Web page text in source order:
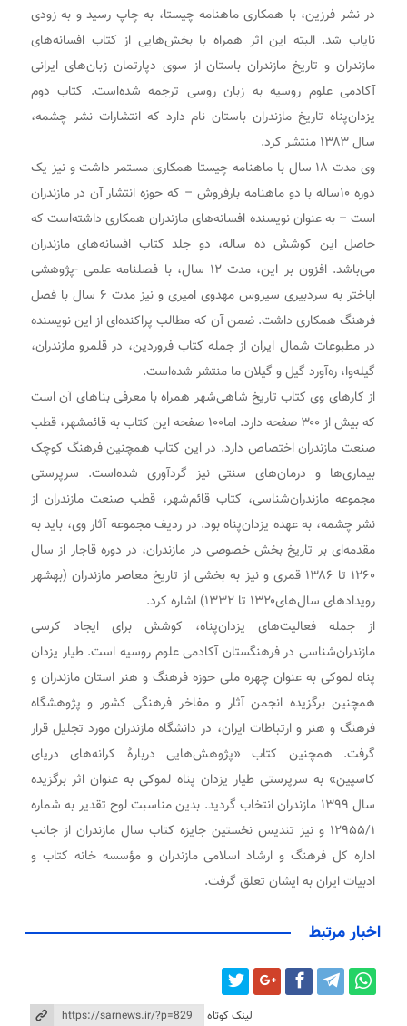
در نشر فرزین، با همکاری ماهنامه چیستا، به چاپ رسید و به زودی
نایاب شد. البته این اثر همراه با بخش‌هایی از کتاب افسانه‌های
مازندران و تاریخ مازندران باستان از سوی دپارتمان زبان‌های ایرانی
آکادمی علوم روسیه به زبان روسی ترجمه شده‌است. کتاب دوم
یزدان‌پناه تاریخ مازندران باستان نام دارد که انتشارات نشر چشمه،
سال ۱۳۸۳ منتشر کرد.
وی مدت ۱۸ سال با ماهنامه چیستا همکاری مستمر داشت و نیز یک
دوره ۱۰ساله با دو ماهنامه بارفروش – که حوزه انتشار آن در مازندران
است – به عنوان نویسنده افسانه‌های مازندران همکاری داشته‌است که
حاصل این کوشش ده ساله، دو جلد کتاب افسانه‌های مازندران
می‌باشد. افزون بر این، مدت ۱۲ سال، با فصلنامه علمی -پژوهشی
اباختر به سردبیری سیروس مهدوی امیری و نیز مدت ۶ سال با فصل
فرهنگ همکاری داشت. ضمن آن که مطالب پراکنده‌ای از این نویسنده
در مطبوعات شمال ایران از جمله کتاب فروردین، در قلمرو مازندران،
گیله‌وا، ره‌آورد گیل و گیلان ما منتشر شده‌است.
از کارهای وی کتاب تاریخ شاهی‌شهر همراه با معرفی بناهای آن است
که بیش از ۳۰۰ صفحه دارد. اما۱۰۰ صفحه این کتاب به قائمشهر، قطب
صنعت مازندران اختصاص دارد. در این کتاب همچنین فرهنگ کوچک
بیماری‌ها و درمان‌های سنتی نیز گردآوری شده‌است. سرپرستی
مجموعه مازندران‌شناسی، کتاب قائم‌شهر، قطب صنعت مازندران از
نشر چشمه، به عهده یزدان‌پناه بود. در ردیف مجموعه آثار وی، باید به
مقدمه‌ای بر تاریخ بخش خصوصی در مازندران، در دوره قاجار از سال
۱۲۶۰ تا ۱۳۸۶ قمری و نیز به بخشی از تاریخ معاصر مازندران (بهشهر
رویدادهای سال‌های۱۳۲۰ تا ۱۳۳۲) اشاره کرد.
از جمله فعالیت‌های یزدان‌پناه، کوشش برای ایجاد کرسی
مازندران‌شناسی در فرهنگستان آکادمی علوم روسیه است. طیار یزدان
پناه لموکی به عنوان چهره ملی حوزه فرهنگ و هنر استان مازندران و
همچنین برگزیده انجمن آثار و مفاخر فرهنگی کشور و پژوهشگاه
فرهنگ و هنر و ارتباطات ایران، در دانشگاه مازندران مورد تجلیل قرار
گرفت. همچنین کتاب «پژوهش‌هایی دربارهٔ کرانه‌های دریای
کاسپین» به سرپرستی طیار یزدان پناه لموکی به عنوان اثر برگزیده
سال ۱۳۹۹ مازندران انتخاب گردید. بدین مناسبت لوح تقدیر به شماره
۱۲۹۵۵/۱ و نیز تندیس نخستین جایزه کتاب سال مازندران از جانب
اداره کل فرهنگ و ارشاد اسلامی مازندران و مؤسسه خانه کتاب و
ادبیات ایران به ایشان تعلق گرفت.
اخبار مرتبط
لینک کوتاه